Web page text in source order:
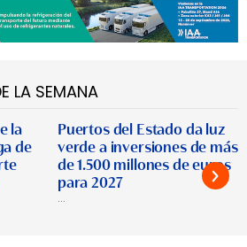
LA SEMANA
la
de
Puertos del Estado da luz
verde a inversiones de más
de 1.500 millones de euros
para 2027
...